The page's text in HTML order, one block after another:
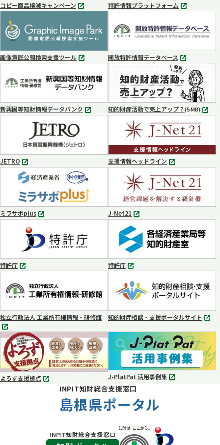
コピー商品撲滅キャンペーン
別
で
開
く
特許情報プラットフォーム
別
ブ
で
く
画像意匠公報検索支援ツール
別
ブ
で
く
開放特許情報データベース
別
タ
ブ
で
開
く
新興国等知財情報データバンク
別
開
く
知的財産活動で売上アップ？(5 MB) MP4
JETRO
別
タ
ブ
で
開
く
支援情報ヘッドライン
別
タ
ブ
で
開
く
ミラサポplus
別
ブ
で
開
く
J-Net21
別
タ
ブ
で
開
く
特許庁
別
ブ
で
く
特許庁
別
ブ
で
開
く
独立行政法人 工業所有権情報・研修館
別
タ
ブ
で
知的財産相談・支援ポータルサイト
別
タ
開
く
よろず支援拠点
別
J-PlatPat 活用事例集
別
INPIT知財総合支援窓口
島根県ポータル